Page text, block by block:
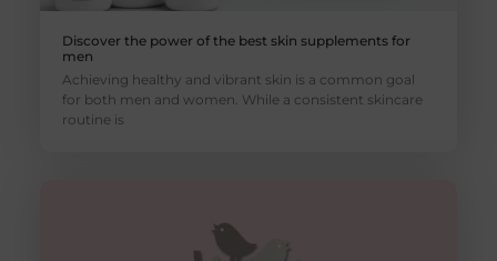
Discover the power of the best skin supplements for
men
Achieving healthy and vibrant skin is a common goal
for both men and women. While a consistent skincare
routine is